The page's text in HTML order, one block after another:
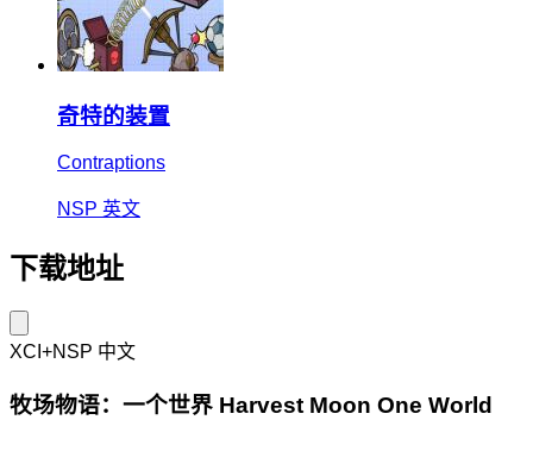
奇特的装置
Contraptions
NSP 英文
下载地址
XCI+NSP 中文
牧场物语：一个世界 Harvest Moon One World